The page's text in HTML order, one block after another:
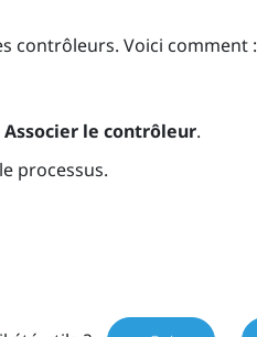
contrôleurs. Voici comment :
Associer le contrôleur.
processus.